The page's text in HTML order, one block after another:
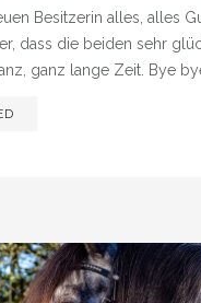
Besitzerin alles, alles
dass die beiden sehr
ganz lange Zeit. Bye